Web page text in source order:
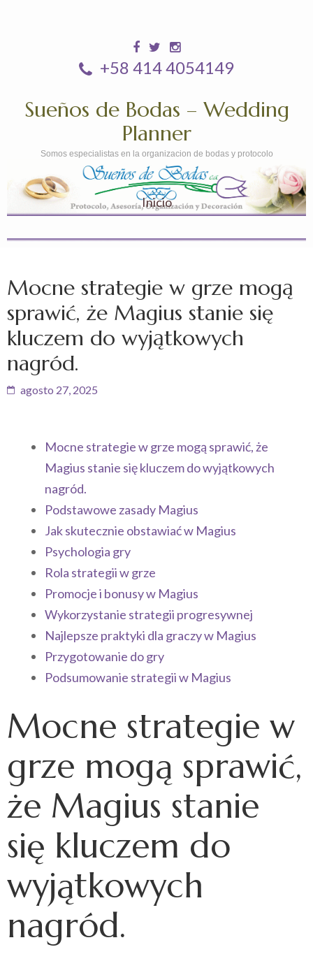
+58 414 4054149
Sueños de Bodas – Wedding
Planner
Somos especialistas en la organizacion de bodas y protocolo
Inicio
Mocne strategie w grze mogą
sprawić, że Magius stanie się
kluczem do wyjątkowych
nagród.
agosto 27, 2025
Mocne strategie w grze mogą sprawić, że
Magius stanie się kluczem do wyjątkowych
nagród.
Podstawowe zasady Magius
Jak skutecznie obstawiać w Magius
Psychologia gry
Rola strategii w grze
Promocje i bonusy w Magius
Wykorzystanie strategii progresywnej
Najlepsze praktyki dla graczy w Magius
Przygotowanie do gry
Podsumowanie strategii w Magius
Mocne strategie w
grze mogą sprawić,
że Magius stanie
się kluczem do
wyjątkowych
nagród.